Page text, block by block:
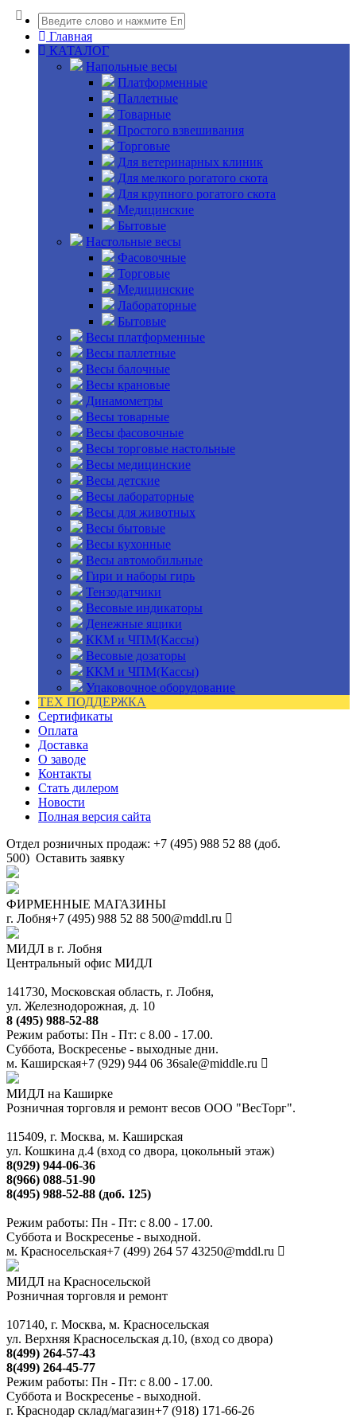
Главная
КАТАЛОГ
Напольные весы
Платформенные
Паллетные
Товарные
Простого взвешивания
Торговые
Для ветеринарных клиник
Для мелкого рогатого скота
Для крупного рогатого скота
Медицинские
Бытовые
Настольные весы
Фасовочные
Торговые
Медицинские
Лабораторные
Бытовые
Весы платформенные
Весы паллетные
Весы балочные
Весы крановые
Динамометры
Весы товарные
Весы фасовочные
Весы торговые настольные
Весы медицинские
Весы детские
Весы лабораторные
Весы для животных
Весы бытовые
Весы кухонные
Весы автомобильные
Гири и наборы гирь
Тензодатчики
Весовые индикаторы
Денежные ящики
ККМ и ЧПМ(Кассы)
Весовые дозаторы
ККМ и ЧПМ(Кассы)
Упаковочное оборудование
ТЕХ ПОДДЕРЖКА
Сертификаты
Оплата
Доставка
О заводе
Контакты
Стать дилером
Новости
Полная версия сайта
Отдел розничных продаж: +7 (495) 988 52 88 (доб.
500) Оставить заявку
ФИРМЕННЫЕ МАГАЗИНЫ
г. Лобня+7 (495) 988 52 88 500@mddl.ru
МИДЛ в г. Лобня
Центральный офис МИДЛ
141730, Московская область, г. Лобня,
ул. Железнодорожная, д. 10
8 (495) 988-52-88
Режим работы: Пн - Пт: с 8.00 - 17.00.
Суббота, Воскресенье - выходные дни.
м. Каширская+7 (929) 944 06 36sale@middle.ru
МИДЛ на Каширке
Розничная торговля и ремонт весов ООО "ВесТорг".
115409, г. Москва, м. Каширская
ул. Кошкина д.4 (вход со двора, цокольный этаж)
8(929) 944-06-36
8(966) 088-51-90
8(495) 988-52-88 (доб. 125)
Режим работы: Пн - Пт: с 8.00 - 17.00.
Суббота и Воскресенье - выходной.
м. Красносельская+7 (499) 264 57 43250@mddl.ru
МИДЛ на Красносельской
Розничная торговля и ремонт
107140, г. Москва, м. Красносельская
ул. Верхняя Красносельская д.10, (вход со двора)
8(499) 264-57-43
8(499) 264-45-77
Режим работы: Пн - Пт: с 8.00 - 17.00.
Суббота и Воскресенье - выходной.
г. Краснодар склад/магазин+7 (918) 171-66-26